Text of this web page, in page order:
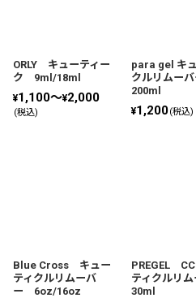
ORLY キューティー
ク 9ml/18ml
¥1,100～¥2,000
(税込)
para gel キ
クルリムー
200ml
¥1,200(税込)
Blue Cross キュー
ティクルリムーバ
ー 6oz/16oz
PREGEL
ティクルリム
30ml